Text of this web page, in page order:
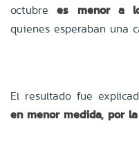
octubre es menor a
quienes esperaban una
El resultado fue
en menor medida, por